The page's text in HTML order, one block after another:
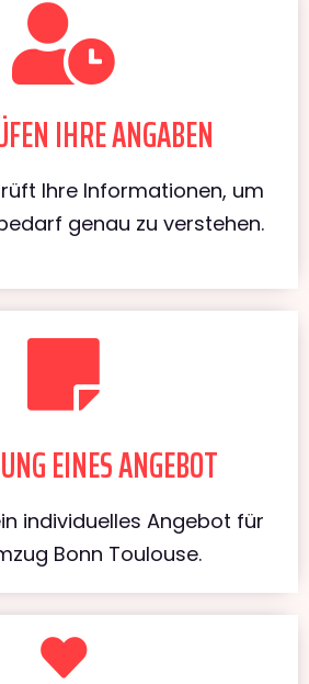
IHRE ANGABEN
Ihre Informationen, um
genau zu verstehen.
EINES ANGEBOT
individuelles Angebot für
Bonn Toulouse.